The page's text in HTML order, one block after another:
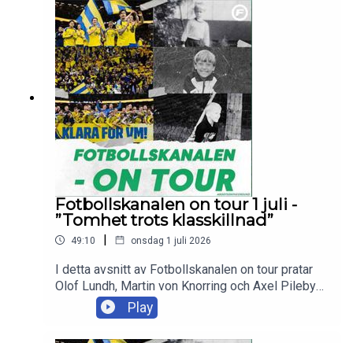
lyssnarfrågor och tackar för sig efter den
svenska VM-sommaren.Skicka in dina tankar och
frågor till olof.lundh@tv4.se ,
martin.vonknorring@tv4.se eller
axel.pileby@tv4.se
Fotbollskanalen on tour 1 juli -
”Tomhet trots klasskillnad”
49:10 | onsdag 1 juli 2026
I detta avsnitt av Fotbollskanalen on tour pratar
Olof Lundh, Martin von Knorring och Axel Pileby
om Sveriges förlust mot Frankrike och
reaktionerna efter matchen, samt svarar på
Play